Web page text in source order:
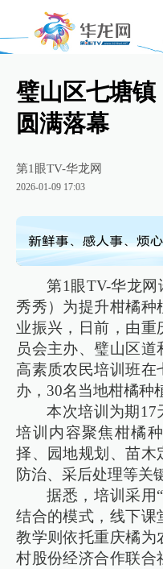
璧山区七塘镇
圆满落幕
第1眼TV-华龙网
2026-01-09 17:03
第1眼TV-华龙
秀秀）为提升柑橘种
业振兴，日前，由重
员会主办、璧山区
高素质农民培训班在
办，30名当地柑橘种
本次培训为期17
培训内容聚焦柑橘
择、园地规划、苗木
防治、采后处理等关
据悉，培训采用
结合的模式，线下课
教学则依托重庆橘为
村股份经济合作联合